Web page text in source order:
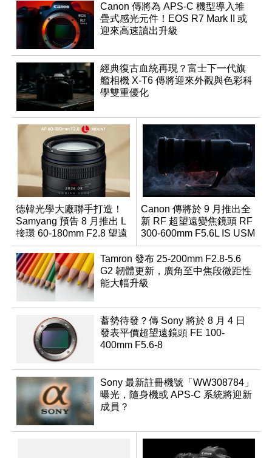
Canon 傳將為 APS-C 機型導入堆
疊式感光元件！EOS R7 Mark II 或
迎來高速讀出升級
經典復古血統再現？富士下一代旗
艦相機 X-T6 傳將迎來外觀與色彩科
學雙重優化
德韓光學大廠聯手打造！
Samyang 預告 8 月推出 L
接環 60-180mm F2.8 望遠
變焦鏡
Canon 傳將於 9 月推出全
新 RF 超望遠變焦鏡頭 RF
300-600mm F5.6L IS USM
Tamron 發布 25-200mm F2.8-5.6
G2 韌體更新，廣角至中焦段微距性
能大幅升級
蓄勢待發？傳 Sony 將於 8 月 4 日
發表平價超望遠鏡頭 FE 100-
400mm F5.6-8
Sony 最新註冊機號「WW308784」
曝光，隨身機或 APS-C 系統將迎新
成員？